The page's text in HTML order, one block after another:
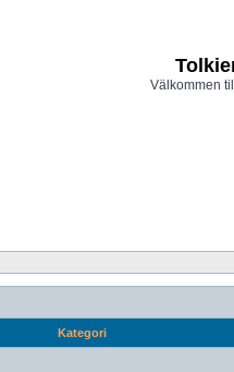
Välkommen
Kategori